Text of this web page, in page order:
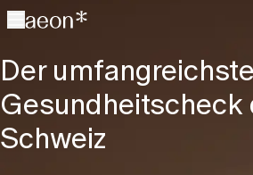
Der umfangreichste
Gesundheitscheck
Schweiz